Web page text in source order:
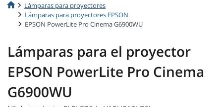
Lámparas para proyectores
Lámparas para proyectores EPSON
EPSON PowerLite Pro Cinema G6900WU
Lámparas para el proyector
EPSON PowerLite Pro Cinema
G6900WU